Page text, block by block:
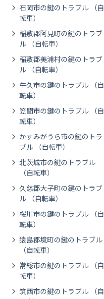
石岡市の鍵のトラブル （自
転車）
稲敷郡阿見町の鍵のトラブ
ル （自転車）
稲敷郡美浦村の鍵のトラブ
ル （自転車）
牛久市の鍵のトラブル （自
転車）
笠間市の鍵のトラブル （自
転車）
かすみがうら市の鍵のトラ
ブル （自転車）
北茨城市の鍵のトラブル
（自転車）
久慈郡大子町の鍵のトラブ
ル （自転車）
桜川市の鍵のトラブル （自
転車）
猿島郡境町の鍵のトラブル
（自転車）
常総市の鍵のトラブル （自
転車）
筑西市の鍵のトラブル （自